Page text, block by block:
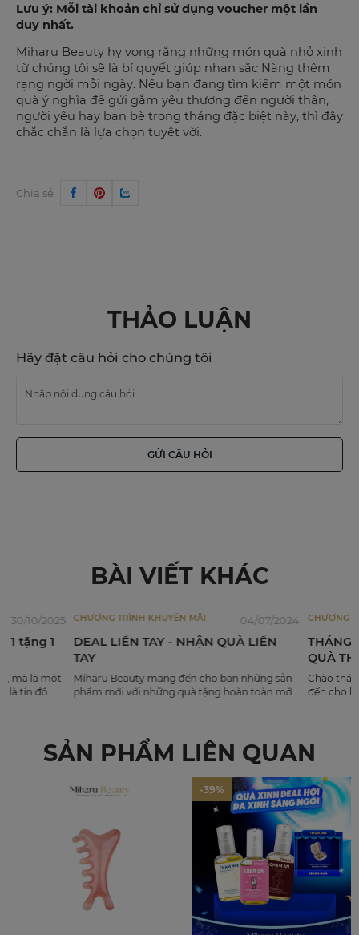
Lưu ý: Mỗi tài khoản chỉ sử dụng voucher một lần
duy nhất.
Miharu Beauty hy vọng rằng những món quà nhỏ xinh
từ chúng tôi sẽ là bí quyết giúp nhan sắc Nàng thêm
rạng ngời mỗi ngày. Nếu bạn đang tìm kiếm một món
quà ý nghĩa để gửi gắm yêu thương đến người thân,
người yêu hay bạn bè trong tháng đặc biệt này, thì đây
chắc chắn là lựa chọn tuyệt vời.
Chia sẻ
THẢO LUẬN
Hãy đặt câu hỏi cho chúng tôi
GỬI CÂU HỎI
BÀI VIẾT KHÁC
30/10/2025
tặng 1
mà là một
là tín đồ
CHƯƠNG TRÌNH KHUYẾN MÃI 04/07/2024
DEAL LIỀN TAY - NHẬN QUÀ LIỀN
TAY
Miharu Beauty mang đến cho bạn những sản
phẩm mới với những quà tặng hoàn toàn mới
CHƯƠNG
THÁNG
QUÀ
Chào
đến cho
SẢN PHẨM LIÊN QUAN
-39%